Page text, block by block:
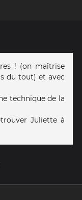
! (on maîtrise
du tout) et avec
technique de la
Juliette à